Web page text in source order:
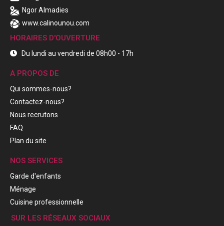
Ngor Almadies
www.calinounou.com
HORAIRES D'OUVERTURE
Du lundi au vendredi de 08h00 - 17h
A PROPOS DE
Qui sommes-nous?
Contactez-nous?
Nous recrutons
FAQ
Plan du site
NOS SERVICES
Garde d'enfants
Ménage
Cuisine professionnelle
SUR LES RÉSEAUX SOCIAUX